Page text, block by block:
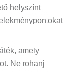
helyszínt
amely
Ne rohanj